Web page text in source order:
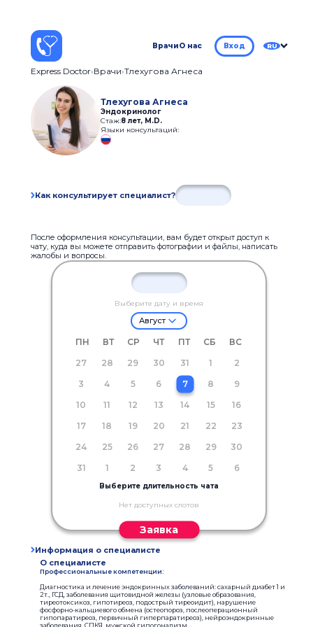
ВрачиО нас Вход RU
Express Doctor Врачи Тлехугова Агнеса
Тлехугова Агнеса
Эндокринолог
Стаж:8 лет, M.D.
Языки консультаций:
Как консультирует специалист?
После оформления консультации, вам будет открыт доступ к
чату, куда вы можете отправить фотографии и файлы, написать
жалобы и вопросы.
Выберите дату и время
Август
ПН ВТ СР ЧТ ПТ СБ
ВС
27
28 29 30 31 1
2
3
4 5 6 7 8
9
10
11 12 13 14 15
16
17
18 19 20 21 22
23
24
25 26 27 28 29
30
31
1 2 3 4 5 6
Выберите длительность чата
Нет доступных слотов
Заявка
Информация о специалисте
О специалисте
Профессиональные компетенции:
Диагностика и лечение эндокринных заболеваний: сахарный диабет 1 и
2т., ГСД, заболевания щитовидной железы (узловые образования,
тиреотоксикоз, гипотиреоз, подострый тиреоидит), нарушение
фосфорно-кальциевого обмена (остеопороз, послеоперационный
гипопаратиреоз, первичный гиперпаратиреоз), нейроэндокринные
заболевания, СПКЯ, мужской гипогонадизм.